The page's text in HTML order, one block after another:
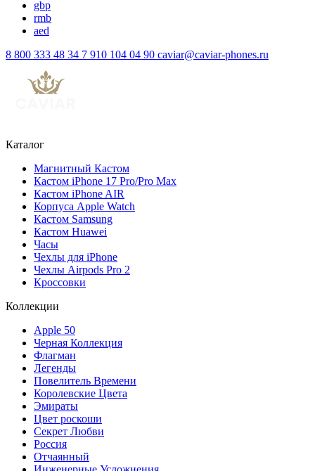
gbp
rmb
aed
8 800 333 48 34 7 910 104 04 90 caviar@caviar-phones.ru
Каталог
Магнитный Кастом
Кастом iPhone 17 Pro/Pro Max
Кастом iPhone AIR
Корпуса Apple Watch
Кастом Samsung
Кастом Huawei
Часы
Чехлы для iPhone
Чехлы Airpods Pro 2
Кроссовки
Коллекции
Apple 50
Черная Коллекция
Флагман
Легенды
Повелитель Времени
Королевские Цвета
Эмираты
Цвет роскоши
Секрет Любви
Россия
Отчаянный